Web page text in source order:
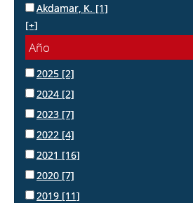
Akdamar, K. [1]
[+]
Año
2025 [2]
2024 [2]
2023 [7]
2022 [4]
2021 [16]
2020 [7]
2019 [11]